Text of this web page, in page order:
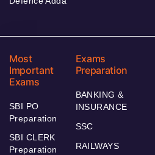
Most
Important
Exams
SBI PO
Preparation
SBI CLERK
Preparation
Exams
Preparation
BANKING &
INSURANCE
SSC
RAILWAYS